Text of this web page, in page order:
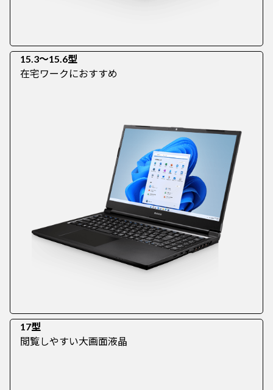
15.3～15.6型
在宅ワークにおすすめ
17型
閲覧しやすい大画面液晶